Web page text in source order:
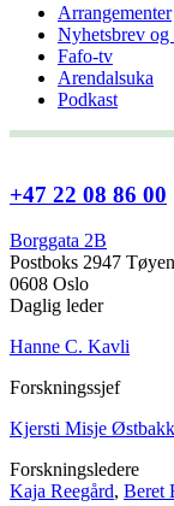
Arrangementer
Nyhetsbrev
Fafo-tv
Arendalsuka
Podkast
+47 22 08 86 00
Borggata 2B
Postboks 2947 Tøyen
0608 Oslo
Daglig leder
Hanne C. Kavli
Forskningssjef
Kjersti Misje
Forskningsledere
Kaja Reegård, Beret